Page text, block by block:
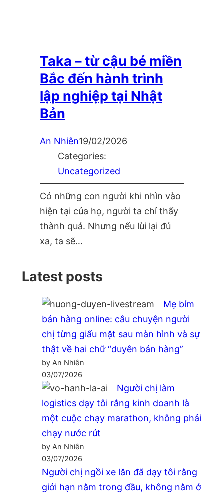
Taka – từ cậu bé miền
Bắc đến hành trình
lập nghiệp tại Nhật
Bản
An Nhiên19/02/2026
Categories:
Uncategorized
Có những con người khi nhìn vào
hiện tại của họ, người ta chỉ thấy
thành quả. Nhưng nếu lùi lại đủ
xa, ta sẽ…
Latest posts
Mẹ bỉm
bán hàng online: câu chuyện người
chị từng giấu mặt sau màn hình và sự
thật về hai chữ “duyên bán hàng”
by An Nhiên
03/07/2026
Người chị làm
logistics dạy tôi rằng kinh doanh là
một cuộc chạy marathon, không phải
chạy nước rút
by An Nhiên
03/07/2026
Người chị ngồi xe lăn đã dạy tôi rằng
giới hạn nằm trong đầu, không nằm ở